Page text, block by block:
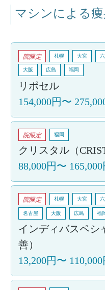
マシンによる
院限定 札幌 大宮
大阪 広島 福岡
リポセル
154,000円〜
院限定 福岡
クリスタル（
88,000円〜 165,000
院限定 札幌 大宮
名古屋 大阪 広島 福
インディバスペシ
善）
13,200円〜 110,000